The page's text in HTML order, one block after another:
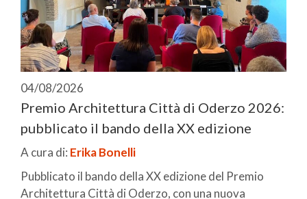
04/08/2026
Premio Architettura Città di Oderzo 2026:
pubblicato il bando della XX edizione
A cura di: Erika Bonelli
Pubblicato il bando della XX edizione del Premio
Architettura Città di Oderzo, con una nuova